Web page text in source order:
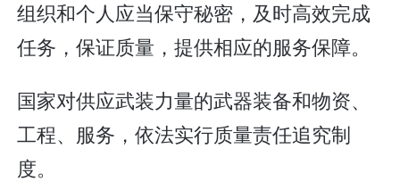
组织和个人应当保守秘密，及时高效完成
任务，保证质量，提供相应的服务保障。
国家对供应武装力量的武器装备和物资、
工程、服务，依法实行质量责任追究制
度。